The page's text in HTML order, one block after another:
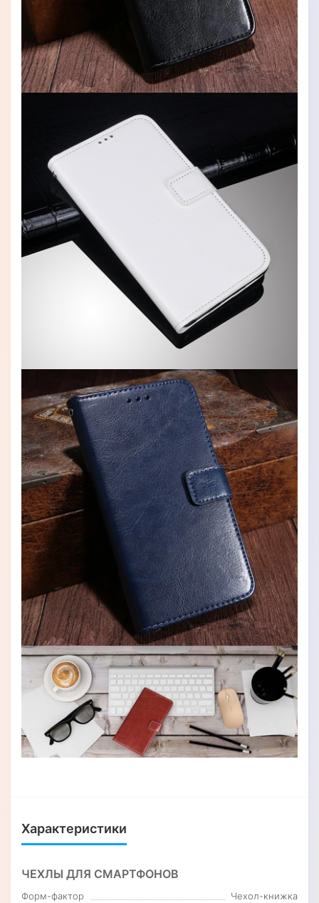
Характеристики
ЧЕХЛЫ ДЛЯ СМАРТФОНОВ
Форм-фактор
Чехол-книжка